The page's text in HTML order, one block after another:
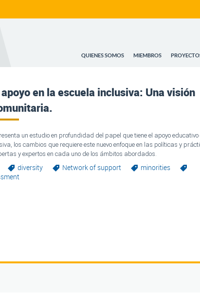
QUIENES SOMOS MIEMBROS
en la escuela inclusiva: Una visión
un estudio en profundidad del papel que tiene el apoyo educativo
los cambios que requiere este nuevo enfoque en las políticas y
y expertos en cada uno de los ámbitos abordados.
diversity Network of support
minorities